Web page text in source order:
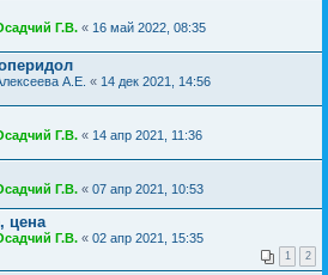
Г.В. « 16 май 2022, 08:35
А.Е. « 14 дек 2021, 14:56
Г.В. « 14 апр 2021, 11:36
Г.В. « 07 апр 2021, 10:53
цена
Г.В. « 02 апр 2021, 15:35
1 2